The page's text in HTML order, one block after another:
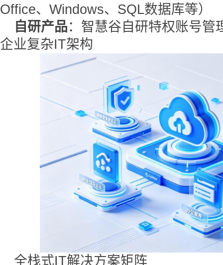
Office、Windows、SQL数据库等）
自研产品：智慧谷自研特权账号管
企业复杂IT架构
全栈式IT解决方案矩阵